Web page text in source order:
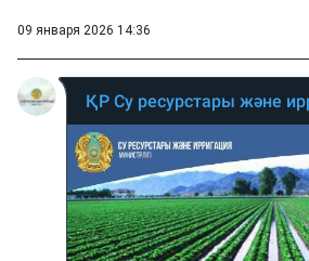
09 января 2026 14:36